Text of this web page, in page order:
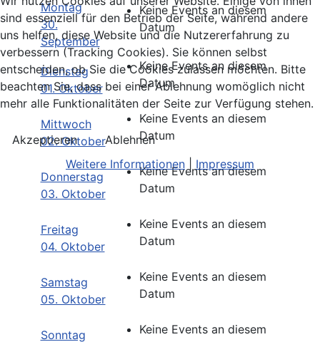
Montag
30.
September
Keine Events an diesem
Datum
Dienstag
01. Oktober
Keine Events an diesem
Datum
Mittwoch
02. Oktober
Keine Events an diesem
Datum
Donnerstag
03. Oktober
Keine Events an diesem
Datum
Freitag
04. Oktober
Keine Events an diesem
Datum
Samstag
05. Oktober
Keine Events an diesem
Datum
Sonntag
Keine Events an diesem
sind essenziell für den Betrieb der Seite, während andere
uns helfen, diese Website und die Nutzererfahrung zu
verbessern (Tracking Cookies). Sie können selbst
entscheiden, ob Sie die Cookies zulassen möchten. Bitte
beachten Sie, dass bei einer Ablehnung womöglich nicht
mehr alle Funktionalitäten der Seite zur Verfügung stehen.
Akzeptieren
Ablehnen
Weitere Informationen
Impressum